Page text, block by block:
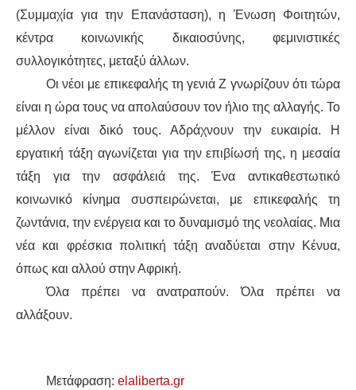
(Συμμαχία για την Επανάσταση), η Ένωση Φοιτητών,
κέντρα κοινωνικής δικαιοσύνης, φεμινιστικές
συλλογικότητες, μεταξύ άλλων.
Οι νέοι με επικεφαλής τη γενιά Ζ γνωρίζουν ότι τώρα
είναι η ώρα τους να απολαύσουν τον ήλιο της αλλαγής. Το
μέλλον είναι δικό τους. Αδράχνουν την ευκαιρία. Η
εργατική τάξη αγωνίζεται για την επιβίωσή της, η μεσαία
τάξη για την ασφάλειά της. Ένα αντικαθεστωτικό
κοινωνικό κίνημα συσπειρώνεται, με επικεφαλής τη
ζωντάνια, την ενέργεια και το δυναμισμό της νεολαίας. Μια
νέα και φρέσκια πολιτική τάξη αναδύεται στην Κένυα,
όπως και αλλού στην Αφρική.
Όλα πρέπει να ανατραπούν. Όλα πρέπει να
αλλάξουν.
Μετάφραση: elaliberta.gr